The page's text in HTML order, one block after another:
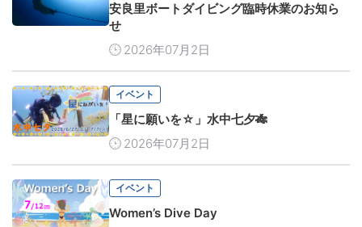
安良里ボートダイビング臨時休業のお知ら
せ
2026年07月2日
イベント
「星に願いを☆」水中七夕🎋
2026年07月2日
イベント
Women’s Dive Day